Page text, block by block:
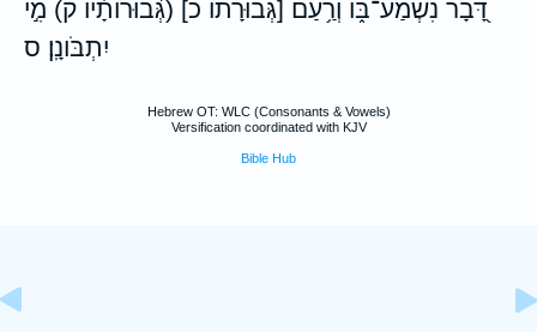
דָּ֭בָר נִשְׁמַע־בֹּ֑ו וְרַ֥עַם [גְּבוּרָתֹו כ] (גְּ֝בוּרֹותָ֗יו ק) מִ֣י
יִתְבֹּונָֽן׃ ס
Hebrew OT: WLC (Consonants & Vowels)
Versification coordinated with KJV
Bible Hub